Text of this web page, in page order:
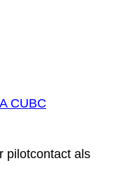
CUBC
pilotcontact als